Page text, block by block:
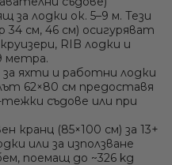
за лодки ок. 5–9 м. Тези
см, 46 см) осигуряват
RIB лодки и
метра.
за яхти и работни лодки
62×80 см предоставя
съдове или при
кранц (85×100 см) за 13+
или за използване
поемащ до ~326 kg